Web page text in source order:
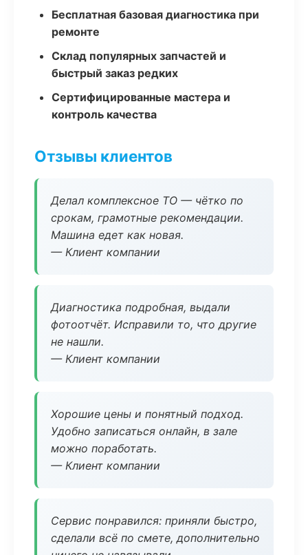
Бесплатная базовая диагностика при
ремонте
Склад популярных запчастей и
быстрый заказ редких
Сертифицированные мастера и
контроль качества
Отзывы клиентов
Делал комплексное ТО — чётко по
срокам, грамотные рекомендации.
Машина едет как новая.
— Клиент компании
Диагностика подробная, выдали
фотоотчёт. Исправили то, что другие
не нашли.
— Клиент компании
Хорошие цены и понятный подход.
Удобно записаться онлайн, в зале
можно поработать.
— Клиент компании
Сервис понравился: приняли быстро,
сделали всё по смете, дополнительно